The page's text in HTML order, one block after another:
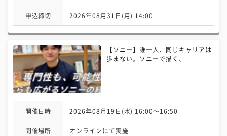
申込締切 2026年08月31日(月) 14:00
【ソニー】誰一人、同じキャリアは
歩まない。ソニーで描く、
開催日時 2026年08月19日(水) 16:00〜16:50
開催場所 オンラインにて実施